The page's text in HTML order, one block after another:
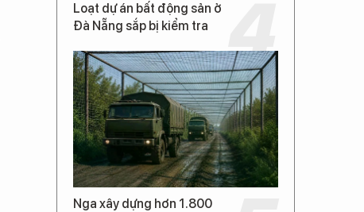
Loạt dự án bất động sản ở
Đà Nẵng sắp bị kiểm tra
Nga xây dựng hơn 1.800